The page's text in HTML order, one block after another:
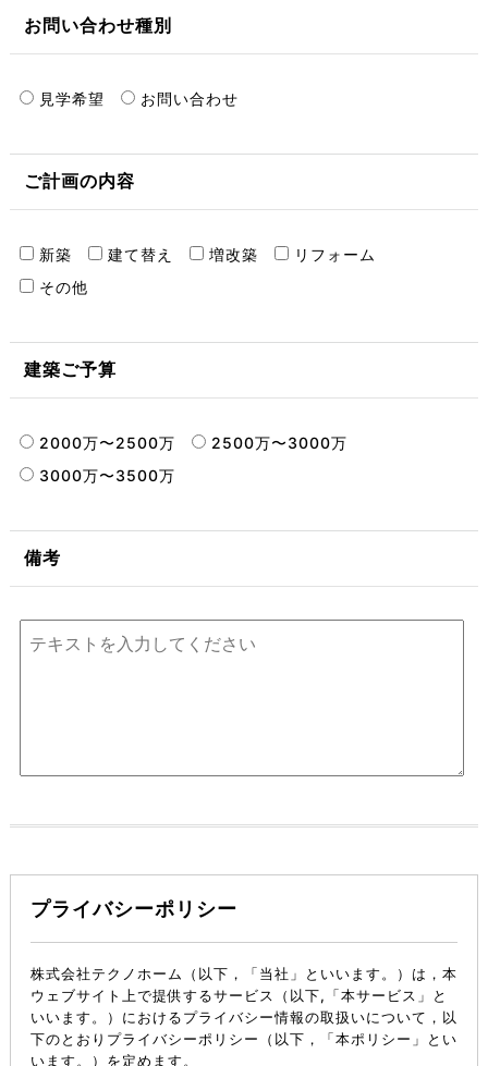
お問い合わせ種別
見学希望 お問い合わせ
ご計画の内容
新築 建て替え 増改築
リフォーム
その他
建築ご予算
2000万〜2500万
2500万〜3000万
3000万〜3500万
備考
プライバシーポリシー
株式会社テクノホーム（以下，「当社」といいます。）は，本
ウェブサイト上で提供するサービス（以下,「本サービス」と
いいます。）におけるプライバシー情報の取扱いについて，以
下のとおりプライバシーポリシー（以下，「本ポリシー」とい
います。）を定めます。